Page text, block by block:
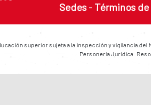
Sedes - Términos de
superior sujeta a la inspección y vigilancia del
Personería Jurídica: